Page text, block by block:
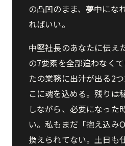
の凸凹のまま、夢中にな
ればいい。
中堅社長のあなたに伝
の7要素を全部追わなく
たの業務に出汁が出る2
こに魂を込める。残りは
しながら、必要になった
い。私もまだ「抱え込み
換えられてない。土日も